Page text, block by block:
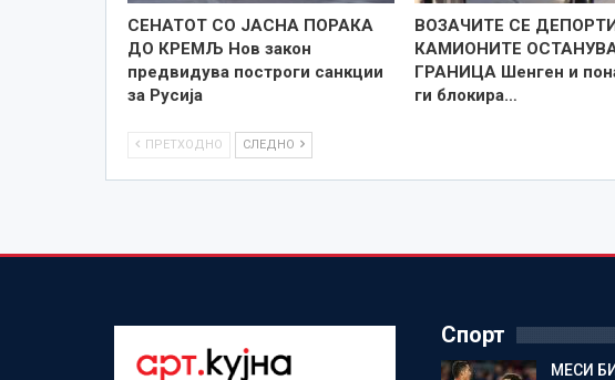
СЕНАТОТ СО ЈАСНА ПОРАКА
ДО КРЕМЉ Нов закон
предвидува построги санкции
за Русија
ВОЗАЧИТЕ СЕ
КАМИОНИТЕ
ГРАНИЦА Шенген и
ги блокира…
ПРЕТХОДНО СЛЕДНО
Спорт
МЕСИ